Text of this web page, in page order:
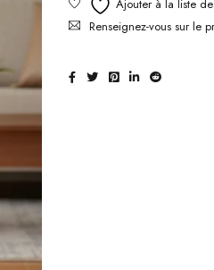
Renseignez-vous sur le